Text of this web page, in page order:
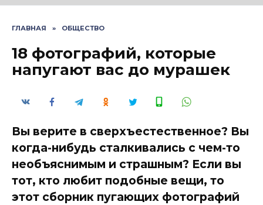
ГЛАВНАЯ » ОБЩЕСТВО
18 фотографий, которые
напугают вас до мурашек
Вы верите в сверхъестественное? Вы
когда-нибудь сталкивались с чем-то
необъяснимым и страшным? Если вы
тот, кто любит подобные вещи, то
этот сборник пугающих фотографий